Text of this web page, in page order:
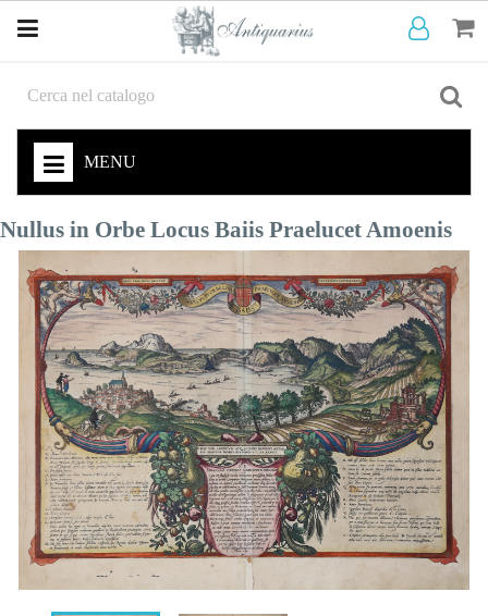
MENU
Nullus in Orbe Locus Baiis Praelucet Amoenis